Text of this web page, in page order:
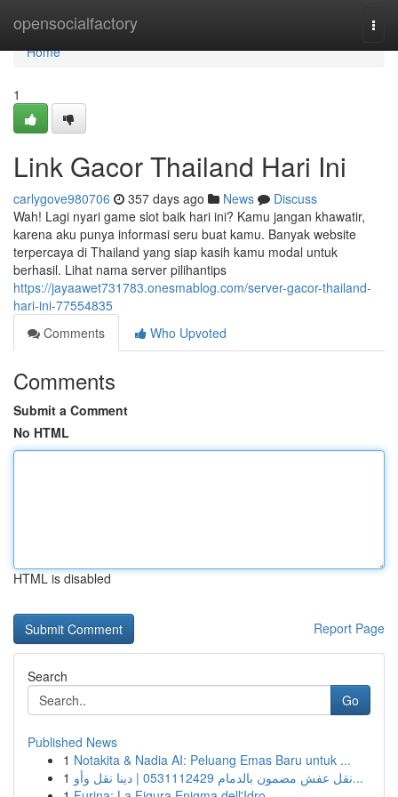
opensocialfactory
Home
Home
1
Link Gacor Thailand Hari Ini
carlygove980706 357 days ago News
Discuss
Wah! Lagi nyari game slot baik hari ini? Kamu jangan khawatir,
karena aku punya informasi seru buat kamu. Banyak website
terpercaya di Thailand yang siap kasih kamu modal untuk
berhasil. Lihat nama server pilihantips
https://jayaawet731783.onesmablog.com/server-gacor-thailand-
hari-ini-77554835
Comments
Who Upvoted
Comments
Submit a Comment
No HTML
HTML is disabled
Report Page
Search
Go
Published News
1 Notakita & Nadia AI: Peluang Emas Baru untuk ...
1
نقل عفش مضمون بالدمام 0531112429 | دينا نقل وأو...